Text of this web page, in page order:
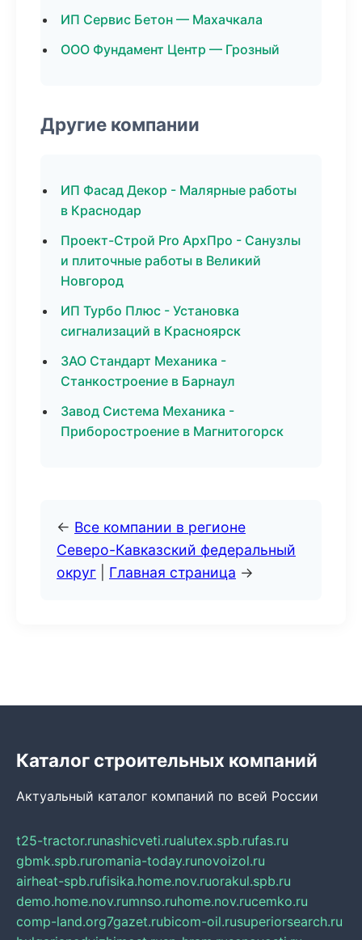
ИП Сервис Бетон — Махачкала
ООО Фундамент Центр — Грозный
Другие компании
ИП Фасад Декор - Малярные работы
в Краснодар
Проект-Строй Pro АрхПро - Санузлы
и плиточные работы в Великий
Новгород
ИП Турбо Плюс - Установка
сигнализаций в Красноярск
ЗАО Стандарт Механика -
Станкостроение в Барнаул
Завод Система Механика -
Приборостроение в Магнитогорск
← Все компании в регионе
Северо-Кавказский федеральный
округ
Главная страница →
Каталог строительных компаний
Актуальный каталог компаний по всей России
t25-tractor.runashicveti.rualutex.spb.rufas.ru
gbmk.spb.ruromania-today.runovoizol.ru
airheat-spb.rufisika.home.nov.ruorakul.spb.ru
demo.home.nov.rumnso.ruhome.nov.rucemko.ru
comp-land.org7gazet.rubicom-oil.rusuperiorsearch.ru